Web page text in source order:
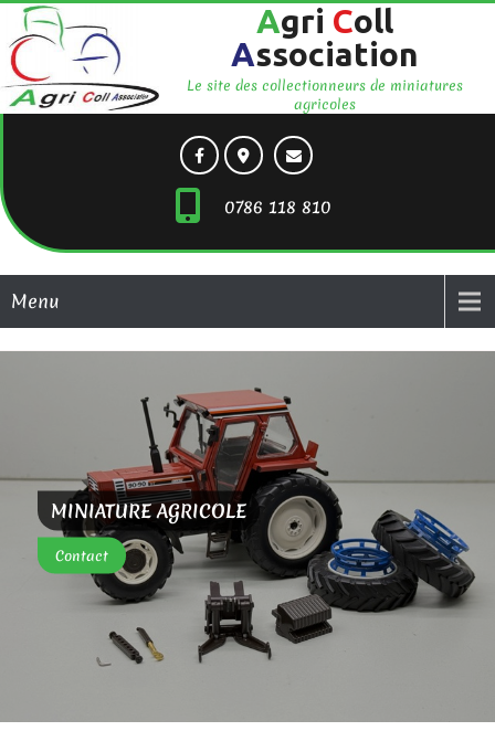
Agri Coll
Association
Le site des collectionneurs de miniatures
agricoles
0786 118 810
Menu
MINIATURE AGRICOLE
Contact